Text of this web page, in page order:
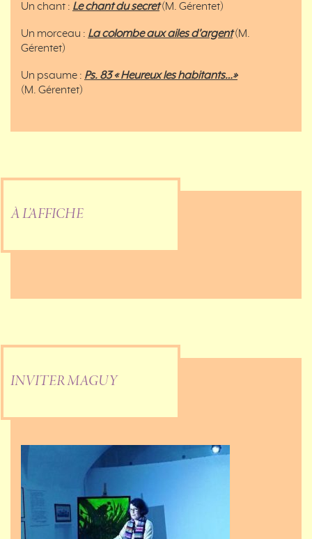
Un chant : Le chant du secret(M. Gérentet)
Un morceau : La colombe aux ailes d’argent(M.
Gérentet)
Un psaume : Ps. 83 « Heureux les habitants…»
(M. Gérentet)
À L’AFFICHE
INVITER MAGUY